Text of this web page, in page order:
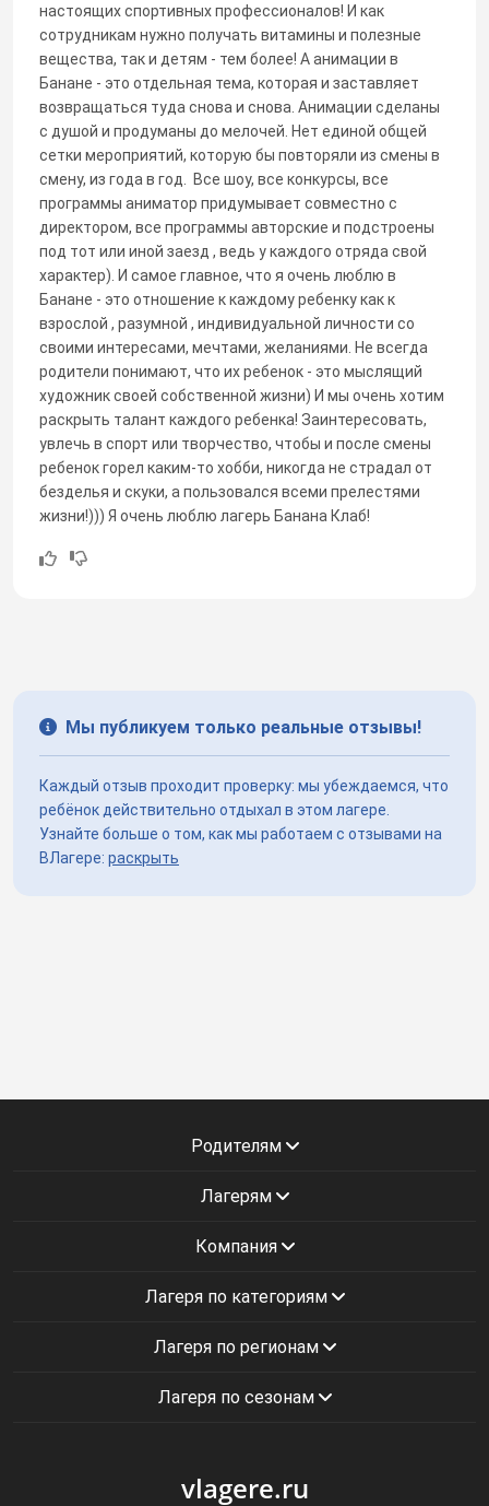
настоящих спортивных профессионалов! И как
сотрудникам нужно получать витамины и полезные
вещества, так и детям - тем более! А анимации в
Банане - это отдельная тема, которая и заставляет
возвращаться туда снова и снова. Анимации сделаны
с душой и продуманы до мелочей. Нет единой общей
сетки мероприятий, которую бы повторяли из смены в
смену, из года в год. Все шоу, все конкурсы, все
программы аниматор придумывает совместно с
директором, все программы авторские и подстроены
под тот или иной заезд , ведь у каждого отряда свой
характер). И самое главное, что я очень люблю в
Банане - это отношение к каждому ребенку как к
взрослой , разумной , индивидуальной личности со
своими интересами, мечтами, желаниями. Не всегда
родители понимают, что их ребенок - это мыслящий
художник своей собственной жизни) И мы очень хотим
раскрыть талант каждого ребенка! Заинтересовать,
увлечь в спорт или творчество, чтобы и после смены
ребенок горел каким-то хобби, никогда не страдал от
безделья и скуки, а пользовался всеми прелестями
жизни!))) Я очень люблю лагерь Банана Клаб!
Мы публикуем только реальные отзывы!
Каждый отзыв проходит проверку: мы убеждаемся, что
ребёнок действительно отдыхал в этом лагере.
Узнайте больше о том, как мы работаем с отзывами на
ВЛагере: раскрыть
Родителям
Лагерям
Компания
Лагеря по категориям
Лагеря по регионам
Лагеря по сезонам
vlagere.ru